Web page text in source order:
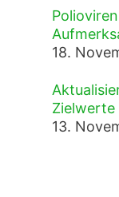
18.
13.